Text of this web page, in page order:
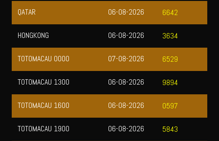
QATAR 6642
06-08-2026
HONGKONG 3634
06-08-2026
TOTOMACAU 0000 6529
07-08-2026
TOTOMACAU 1300 9894
06-08-2026
TOTOMACAU 1600 0597
06-08-2026
TOTOMACAU 1900 5843
06-08-2026